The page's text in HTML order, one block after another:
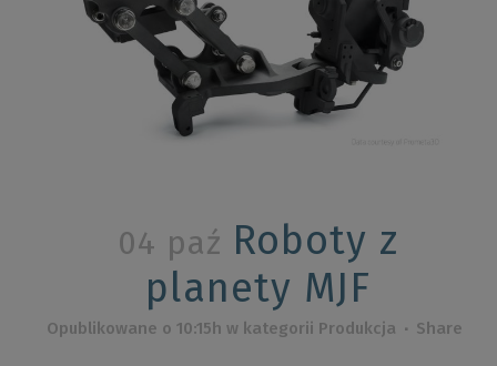
04 paź Roboty z
planety MJF
Opublikowane o 10:15h w kategorii Produkcja Share